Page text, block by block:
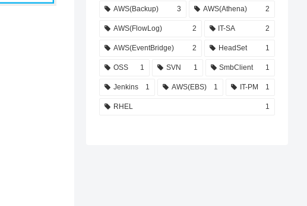
AWS(Backup) 3 AWS(Athena) 2
AWS(FlowLog) 2 IT-SA 2
AWS(EventBridge) 2 HeadSet 1
OSS 1 SVN 1 SmbClient 1
Jenkins 1 AWS(EBS) 1 IT-PM 1
RHEL 1